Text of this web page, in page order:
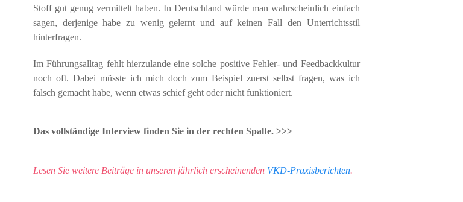
Stoff gut genug vermittelt haben. In Deutschland würde man wahrscheinlich einfach
sagen, derjenige habe zu wenig gelernt und auf keinen Fall den Unterrichtsstil
hinterfragen.
Im Führungsalltag fehlt hierzulande eine solche positive Fehler- und Feedbackkultur
noch oft. Dabei müsste ich mich doch zum Beispiel zuerst selbst fragen, was ich
falsch gemacht habe, wenn etwas schief geht oder nicht funktioniert.
Das vollständige Interview finden Sie in der rechten Spalte. >>>
Lesen Sie weitere Beiträge in unseren jährlich erscheinenden VKD-Praxisberichten.